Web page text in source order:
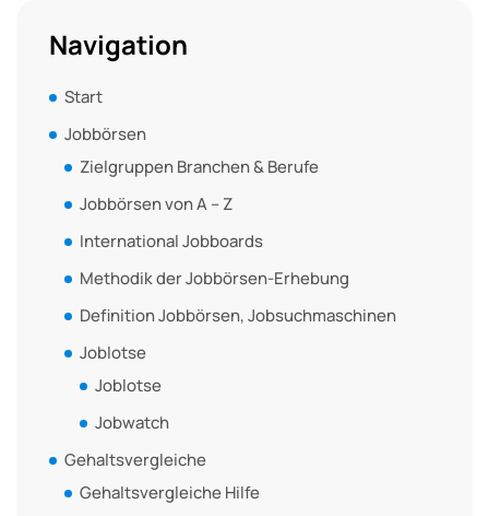
Navigation
Start
Jobbörsen
Zielgruppen Branchen & Berufe
Jobbörsen von A – Z
International Jobboards
Methodik der Jobbörsen-Erhebung
Definition Jobbörsen, Jobsuchmaschinen
Joblotse
Joblotse
Jobwatch
Gehaltsvergleiche
Gehaltsvergleiche Hilfe